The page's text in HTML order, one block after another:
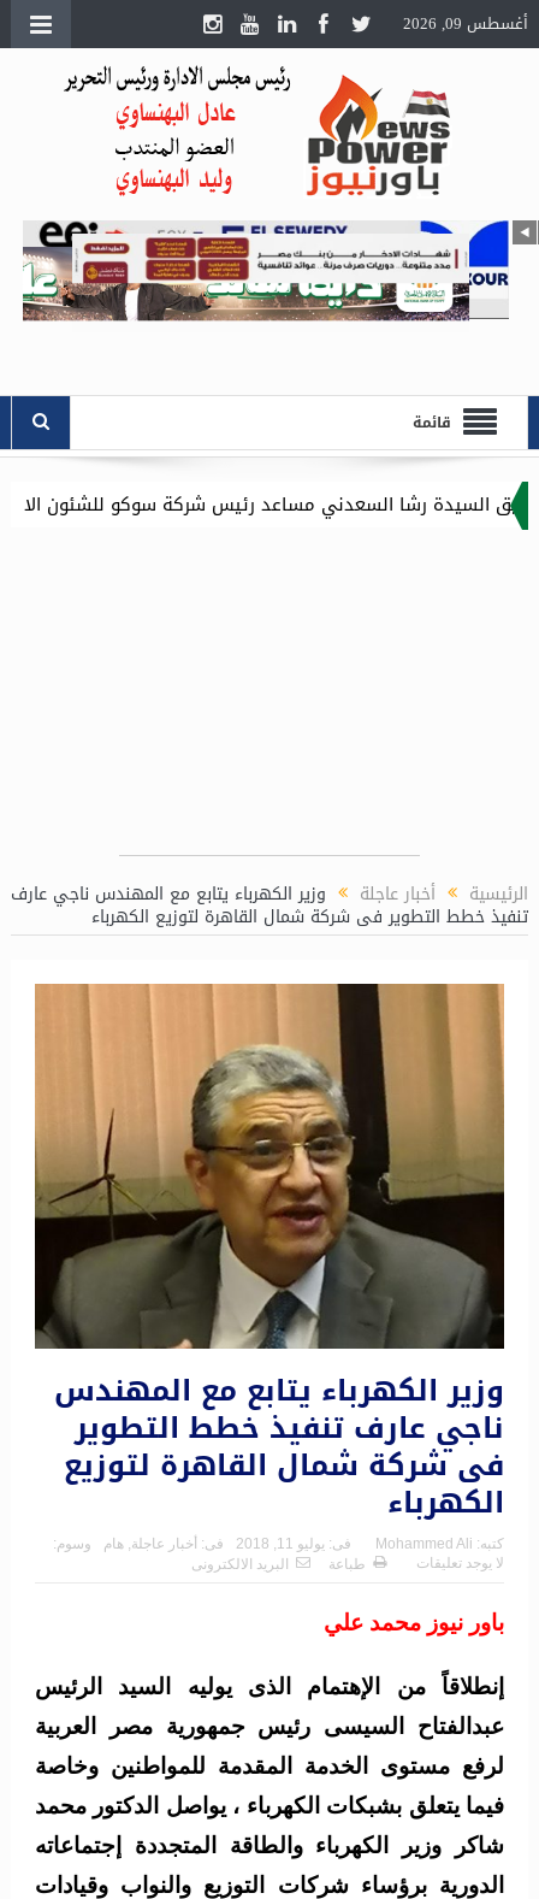
أغسطس 09, 2026
قائمة
مساعد رئيس شركة سوكو للشئون الادارية .. وموقع باور
الرئيسية أخبار عاجلة وزير الكهرباء يتابع مع المهندس ناجي عارف
تنفيذ خطط التطوير فى شركة شمال القاهرة لتوزيع الكهرباء
وزير الكهرباء يتابع مع المهندس
ناجي عارف تنفيذ خطط التطوير
فى شركة شمال القاهرة لتوزيع
الكهرباء
كتبه: Mohammed Ali فى: يوليو 11, 2018 فى: أخبار عاجلة هام
وسوم:
لا يوجد تعليقات
طباعة البريد الالكترونى
باور نيوز محمد علي
إنطلاقاً من الإهتمام الذى يوليه السيد الرئيس
عبدالفتاح السيسى رئيس جمهورية مصر العربية
لرفع مستوى الخدمة المقدمة للمواطنين وخاصة
فيما يتعلق بشبكات الكهرباء ، يواصل الدكتور محمد
شاكر وزير الكهرباء والطاقة المتجددة إجتماعاته
الدورية برؤساء شركات التوزيع والنواب وقيادات